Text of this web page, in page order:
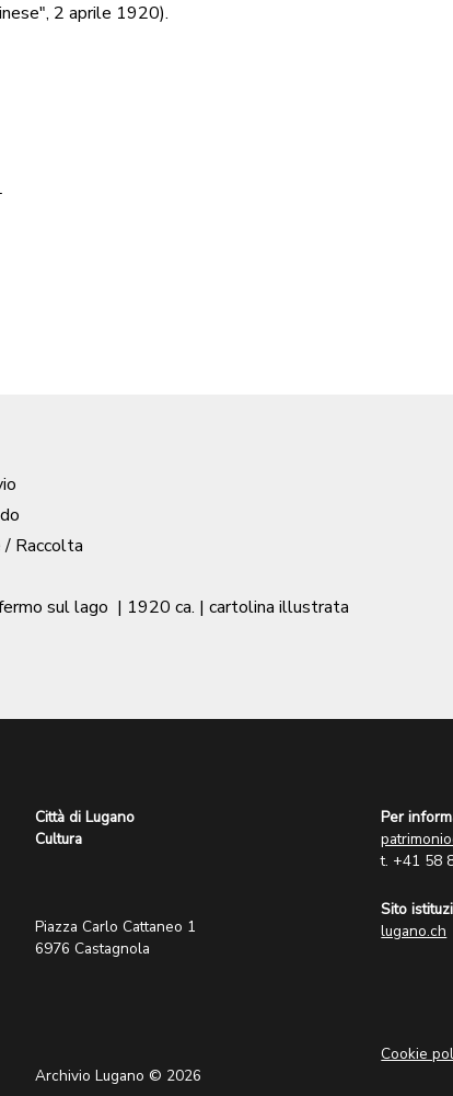
2 aprile 1920).
/ Raccolta
sul lago | 1920 ca. | cartolina illustrata
Città di Lugano
Cultura
Piazza Carlo Cattaneo 1
6976 Castagnola
Archivio Lugano © 2026
Per
t. +41 58
Sito
lugano.ch
Cookie